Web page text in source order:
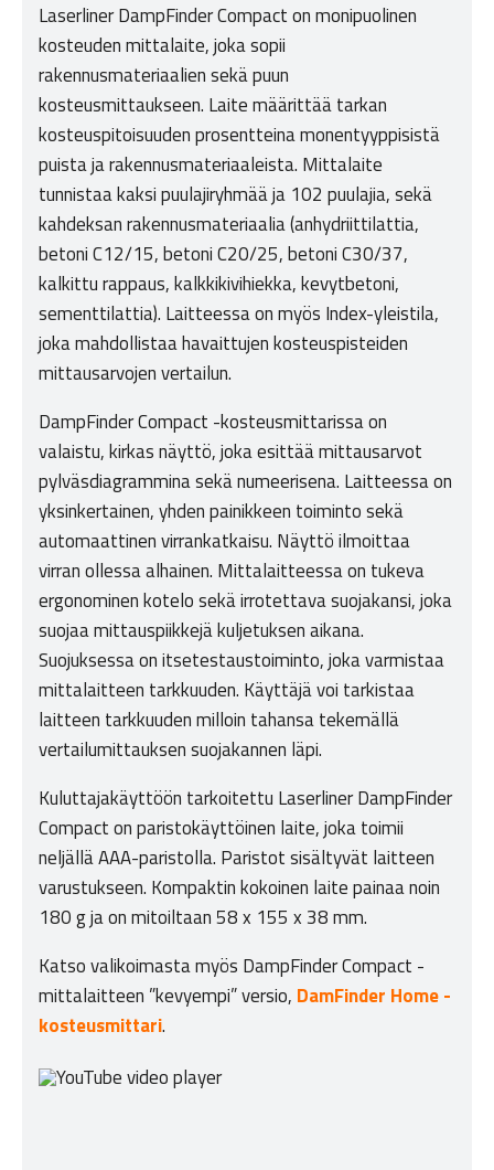
Laserliner DampFinder Compact on monipuolinen
kosteuden mittalaite, joka sopii
rakennusmateriaalien sekä puun
kosteusmittaukseen. Laite määrittää tarkan
kosteuspitoisuuden prosentteina monentyyppisistä
puista ja rakennusmateriaaleista. Mittalaite
tunnistaa kaksi puulajiryhmää ja 102 puulajia, sekä
kahdeksan rakennusmateriaalia (anhydriittilattia,
betoni C12/15, betoni C20/25, betoni C30/37,
kalkittu rappaus, kalkkikivihiekka, kevytbetoni,
sementtilattia). Laitteessa on myös Index-yleistila,
joka mahdollistaa havaittujen kosteuspisteiden
mittausarvojen vertailun.
DampFinder Compact -kosteusmittarissa on
valaistu, kirkas näyttö, joka esittää mittausarvot
pylväsdiagrammina sekä numeerisena. Laitteessa on
yksinkertainen, yhden painikkeen toiminto sekä
automaattinen virrankatkaisu. Näyttö ilmoittaa
virran ollessa alhainen. Mittalaitteessa on tukeva
ergonominen kotelo sekä irrotettava suojakansi, joka
suojaa mittauspiikkejä kuljetuksen aikana.
Suojuksessa on itsetestaustoiminto, joka varmistaa
mittalaitteen tarkkuuden. Käyttäjä voi tarkistaa
laitteen tarkkuuden milloin tahansa tekemällä
vertailumittauksen suojakannen läpi.
Kuluttajakäyttöön tarkoitettu Laserliner DampFinder
Compact on paristokäyttöinen laite, joka toimii
neljällä AAA-paristolla. Paristot sisältyvät laitteen
varustukseen. Kompaktin kokoinen laite painaa noin
180 g ja on mitoiltaan 58 x 155 x 38 mm.
Katso valikoimasta myös DampFinder Compact -
mittalaitteen ”kevyempi” versio, DamFinder Home -
kosteusmittari.